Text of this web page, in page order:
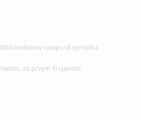
kondómov neopustí výrobňu.
za prvým Trojanom.